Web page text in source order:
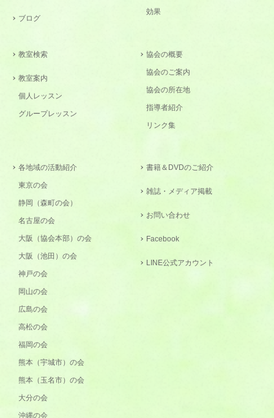
ブログ
効果
教室検索
教室案内
個人レッスン
グループレッスン
協会の概要
協会のご案内
協会の所在地
指導者紹介
リンク集
各地域の活動紹介
東京の会
静岡（森町の会）
名古屋の会
大阪（協会本部）の会
大阪（池田）の会
神戸の会
岡山の会
広島の会
高松の会
福岡の会
熊本（宇城市）の会
熊本（玉名市）の会
大分の会
沖縄の会
書籍＆DVDのご紹介
雑誌・メディア掲載
お問い合わせ
Facebook
LINE公式アカウント